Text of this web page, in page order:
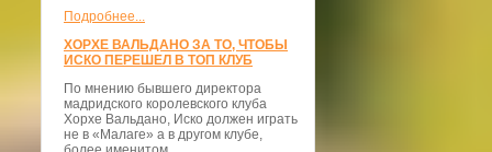
Подробнее...
ХОРХЕ ВАЛЬДАНО ЗА ТО, ЧТОБЫ
ИСКО ПЕРЕШЕЛ В ТОП КЛУБ
По мнению бывшего директора
мадридского королевского клуба
Хорхе Вальдано, Иско должен играть
не в «Малаге» а в другом клубе,